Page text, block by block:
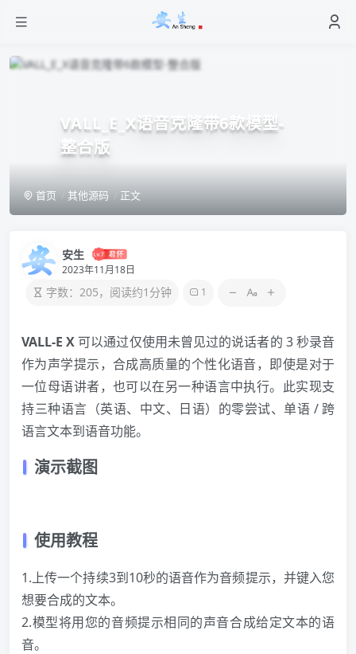
VALL_E_X语音克隆带6款模型-
整合版
首页 其他源码 正文
安生
2023年11月18日
字数：205，阅读约1分钟 1
VALL-E X 可以通过仅使用未曾见过的说话者的 3 秒录音
作为声学提示，合成高质量的个性化语音，即使是对于
一位母语讲者，也可以在另一种语言中执行。此实现支
持三种语言（英语、中文、日语）的零尝试、单语 / 跨
语言文本到语音功能。
演示截图
使用教程
1.上传一个持续3到10秒的语音作为音频提示，并键入您
想要合成的文本。
2.模型将用您的音频提示相同的声音合成给定文本的语
音。